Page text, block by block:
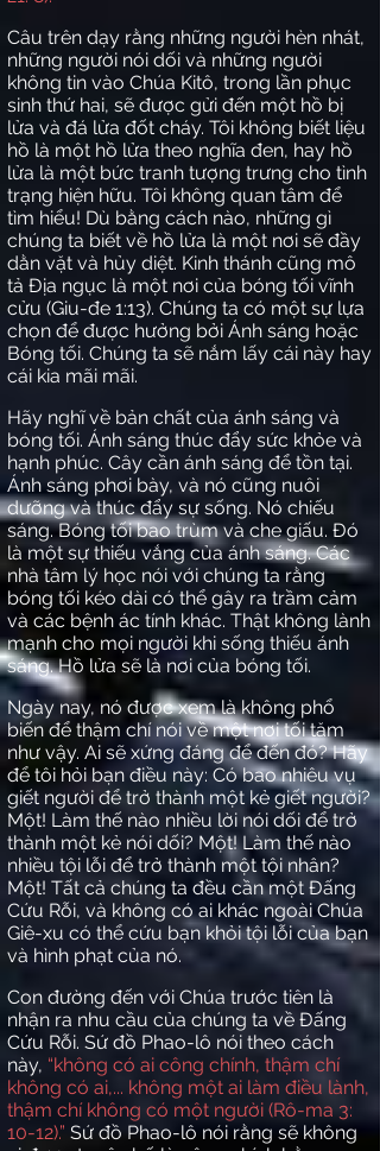
Câu trên dạy rằng những người hèn nhát,
những người nói dối và những người
không tin vào Chúa Kitô, trong lần phục
sinh thứ hai, sẽ được gửi đến một hồ bị
lửa và đá lửa đốt cháy. Tôi không biết liệu
hồ là một hồ lửa theo nghĩa đen, hay hồ
lửa là một bức tranh tượng trưng cho tình
trạng hiện hữu. Tôi không quan tâm để
tìm hiểu! Dù bằng cách nào, những gì
chúng ta biết về hồ lửa là một nơi sẽ đầy
dằn vặt và hủy diệt. Kinh thánh cũng mô
tả Địa ngục là một nơi của bóng tối vĩnh
cửu (Giu-đe 1:13). Chúng ta có một sự lựa
chọn để được hưởng bởi Ánh sáng hoặc
Bóng tối. Chúng ta sẽ nắm lấy cái này hay
cái kia mãi mãi.
Hãy nghĩ về bản chất của ánh sáng và
bóng tối. Ánh sáng thúc đẩy sức khỏe và
hạnh phúc. Cây cần ánh sáng để tồn tại.
Ánh sáng phơi bày, và nó cũng nuôi
dưỡng và thúc đẩy sự sống. Nó chiếu
sáng. Bóng tối bao trùm và che giấu. Đó
là một sự thiếu vắng của ánh sáng. Các
nhà tâm lý học nói với chúng ta rằng
bóng tối kéo dài có thể gây ra trầm cảm
và các bệnh ác tính khác. Thật không lành
mạnh cho mọi người khi sống thiếu ánh
sáng. Hồ lửa sẽ là nơi của bóng tối.
Ngày nay, nó đượcxemlà không phổ
biến để thậm chí nói về một nơi tối tăm
như vậy. Ai sẽ xứng đáng để đến đó? Hãy
để tôi hỏi bạn điều này: Có bao nhiêu vụ
giết người để trở thành một kẻ giết người?
Một! Làm thế nào nhiều lời nói dối để trở
thành một kẻ nói dối? Một! Làm thế nào
nhiều tội lỗi để trở thành một tội nhân?
Một! Tất cả chúng ta đều cần một Đấng
Cứu Rỗi, và không có ai khác ngoài Chúa
Giê-xu có thể cứu bạn khỏi tội lỗi của bạn
và hình phạt của nó.
Con đường đến với Chúa trước tiên là
nhận ra nhu cầu của chúng ta về Đấng
Cứu Rỗi. Sứ đồ Phao-lô nói theo cách
này, “không có ai công chính, thậm chí
không có ai,... không một ai làm điều lành,
thậm chí không có một người (Rô-ma 3:
10-12).” Sứ đồ Phao-lô nói rằng sẽ không